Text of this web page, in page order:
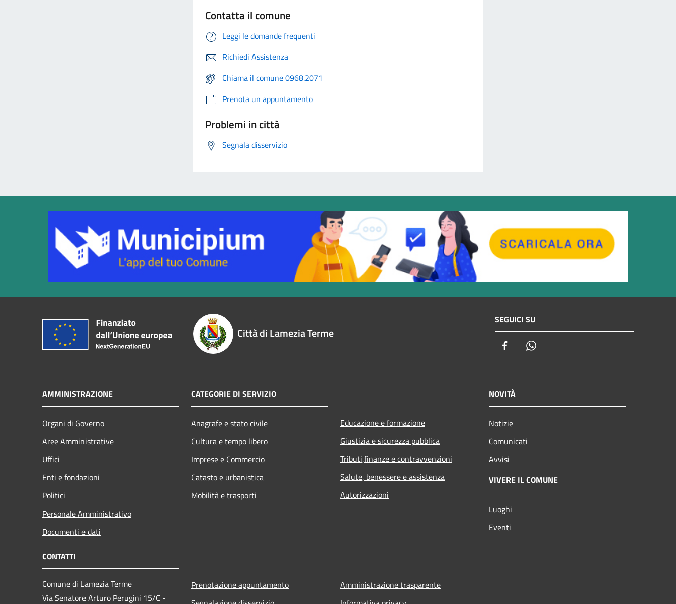
Contatta il comune
Leggi le domande frequenti
Richiedi Assistenza
Chiama il comune 0968.2071
Prenota un appuntamento
Problemi in città
Segnala disservizio
Città di Lamezia Terme
SEGUICI SU
Facebook
AMMINISTRAZIONE
Organi di Governo
Aree Amministrative
Uffici
Enti e fondazioni
Politici
Personale Amministrativo
Documenti e dati
CATEGORIE DI SERVIZIO
Anagrafe e stato civile
Cultura e tempo libero
Imprese e Commercio
Catasto e urbanistica
Mobilità e trasporti
Educazione e formazione
Giustizia e sicurezza pubblica
Tributi,finanze e contravvenzioni
Salute, benessere e assistenza
Autorizzazioni
NOVITÀ
Notizie
Comunicati
Avvisi
VIVERE IL COMUNE
Luoghi
Eventi
CONTATTI
Comune di Lamezia Terme
Via Senatore Arturo Perugini 15/C -
Prenotazione appuntamento
Amministrazione trasparente